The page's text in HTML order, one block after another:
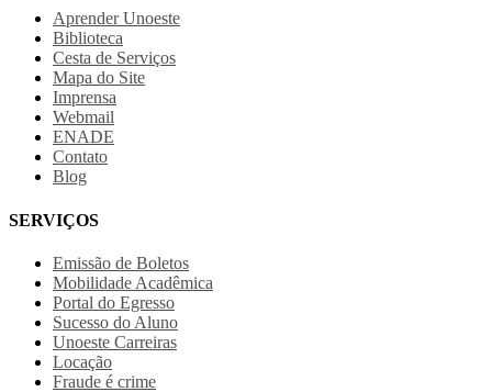
Aprender Unoeste
Biblioteca
Cesta de Serviços
Mapa do Site
Imprensa
Webmail
ENADE
Contato
Blog
SERVIÇOS
Emissão de Boletos
Mobilidade Acadêmica
Portal do Egresso
Sucesso do Aluno
Unoeste Carreiras
Locação
Fraude é crime